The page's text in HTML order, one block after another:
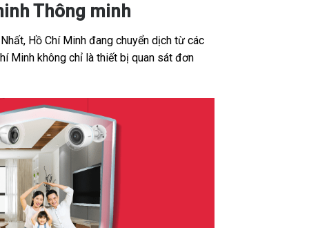
Thông minh
Hồ Chí Minh đang chuyển dịch từ các
Minh không chỉ là thiết bị quan sát đơn